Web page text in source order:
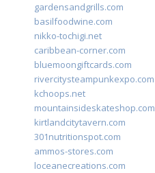
gardensandgrills.com
basilfoodwine.com
nikko-tochigi.net
caribbean-corner.com
bluemoongiftcards.com
rivercitysteampunkexpo.com
kchoops.net
mountainsideskateshop.com
kirtlandcitytavern.com
301nutritionspot.com
ammos-stores.com
loceanecreations.com